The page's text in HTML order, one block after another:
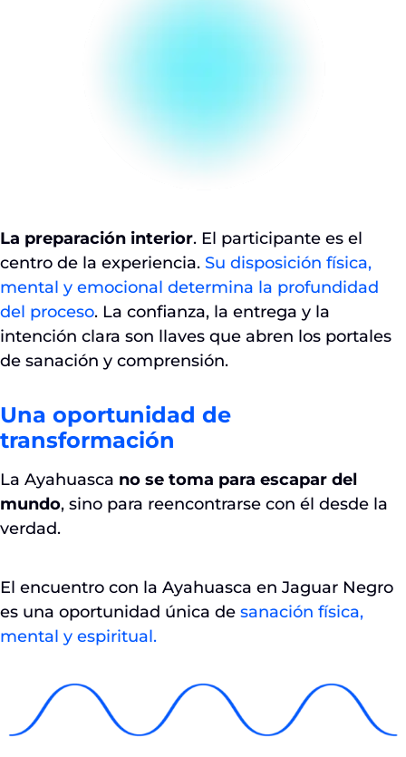
La preparación interior. El participante es el
centro de la experiencia. Su disposición física,
mental y emocional determina la profundidad
del proceso. La confianza, la entrega y la
intención clara son llaves que abren los portales
de sanación y comprensión.
Una oportunidad de
transformación
La Ayahuasca no se toma para escapar del
mundo, sino para reencontrarse con él desde la
verdad.
El encuentro con la Ayahuasca en Jaguar Negro
es una oportunidad única de sanación física,
mental y espiritual.